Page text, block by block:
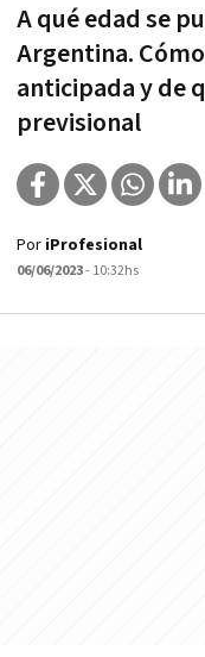
A qué edad se
Argentina.
anticipada y de
previsional
Por iProfesional
06/06/2023- 10:32hs